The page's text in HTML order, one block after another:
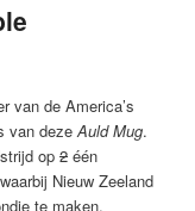
van de America’s
van dezeAuld Mug.
op2 één
Nieuw Zeeland
te maken.